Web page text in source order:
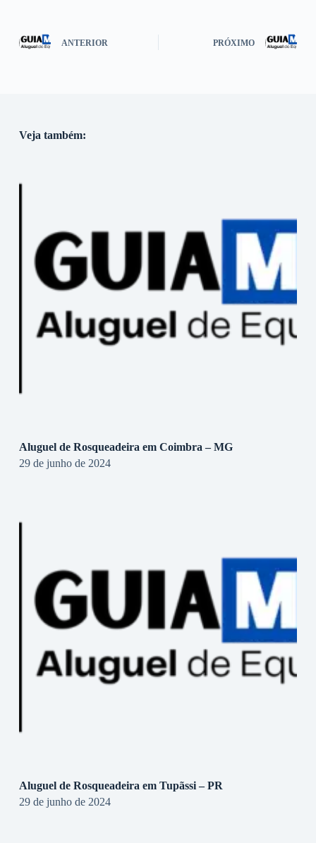
ANTERIOR PRÓXIMO
Veja também:
Aluguel de Rosqueadeira em Coimbra – MG
29 de junho de 2024
Aluguel de Rosqueadeira em Tupãssi – PR
29 de junho de 2024